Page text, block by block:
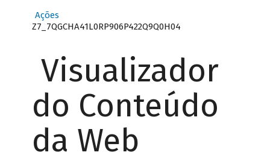
Ações
Z7_7QGCHA41L0RP906P422Q9Q0H04
Visualizador
do Conteúdo
da Web